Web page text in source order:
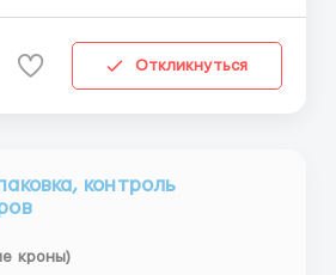
склад. Оплата: СТУДЕНТЫ ДО
Откликнуться
контроль
кроны)